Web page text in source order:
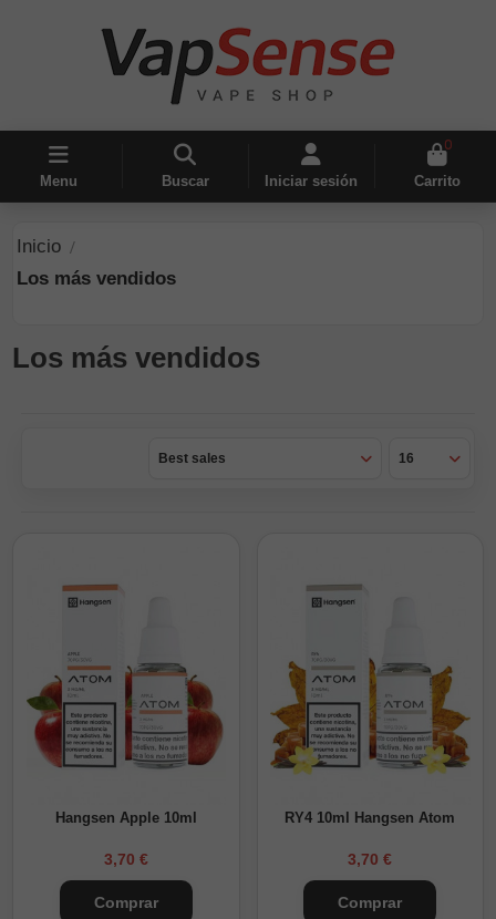
Menu Buscar Iniciar sesión
0
Carrito
Inicio
Los más vendidos
Los más vendidos
Best sales 16
Hangsen Apple 10ml
3,70 €
Comprar
RY4 10ml Hangsen Atom
3,70 €
Comprar